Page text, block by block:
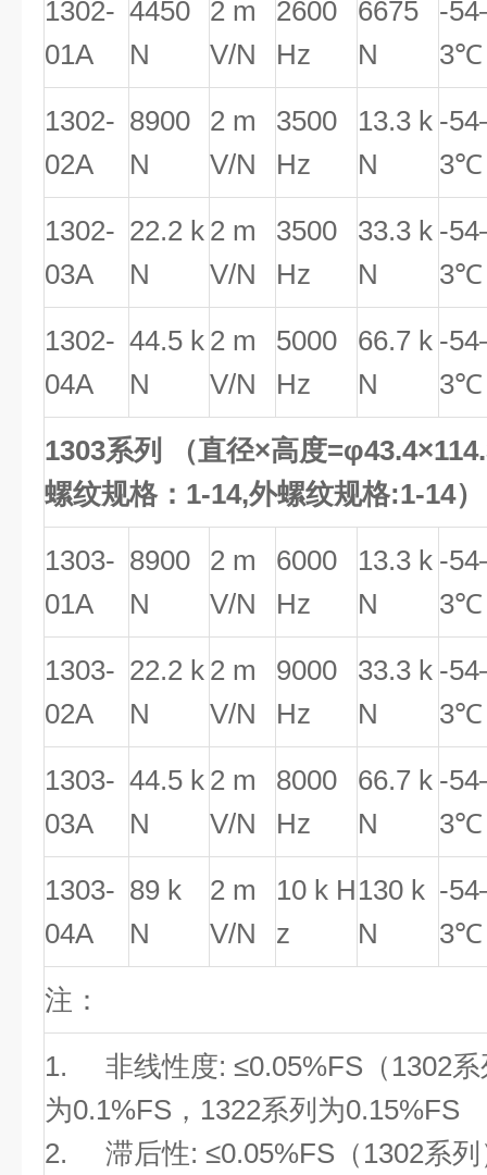
1302-
01A
4450
N
2 m
V/N
2600
Hz
6675
N
-
3℃
1302-
02A
8900
N
2 m
V/N
3500
Hz
13.3 k
N
-
3℃
1302-
03A
22.2 k
N
2 m
V/N
3500
Hz
33.3 k
N
-
3℃
1302-
04A
44.5 k
N
2 m
V/N
5000
Hz
66.7 k
N
-
3℃
1303系列 （直径×高度
螺纹规格：1-14,外螺纹规格:1-14）
1303-
01A
8900
N
2 m
V/N
6000
Hz
13.3 k
N
-
3℃
1303-
02A
22.2 k
N
2 m
V/N
9000
Hz
33.3 k
N
-
3℃
1303-
03A
44.5 k
N
2 m
V/N
8000
Hz
66.7 k
N
-
3℃
1303-
04A
89 k
N
2 m
V/N
10 k H
z
130 k
N
-
3℃
注：
1. 非线性度: ≤0.05%FS（1302系
为0.1%FS，1322系列为0.15%FS
2. 滞后性: ≤0.05%FS（1302系列